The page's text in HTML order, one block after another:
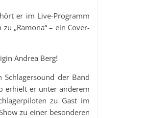
er im Live-Programm
„Ramona“ – ein Cover-
Andrea Berg!
der Band
erhielt er unter anderem
zu Gast im
zu einer besonderen